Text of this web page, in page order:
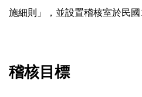
施細則」，並設置稽核室於民國
稽核目標